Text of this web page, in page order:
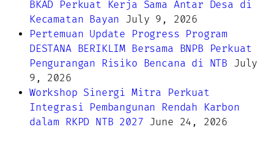
BKAD Perkuat Kerja Sama Antar Desa di
Kecamatan Bayan July 9, 2026
Pertemuan Update Progress Program
DESTANA BERIKLIM Bersama BNPB Perkuat
Pengurangan Risiko Bencana di NTB July
9, 2026
Workshop Sinergi Mitra Perkuat
Integrasi Pembangunan Rendah Karbon
dalam RKPD NTB 2027 June 24, 2026